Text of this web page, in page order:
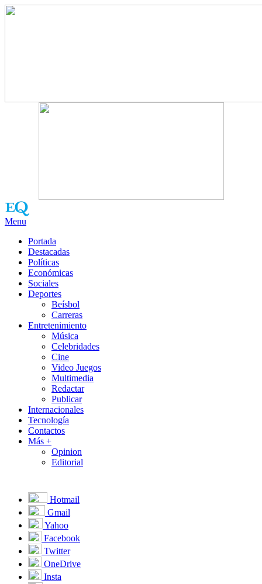
Menu
Portada
Destacadas
Políticas
Económicas
Sociales
Deportes
Beísbol
Carreras
Entretenimiento
Música
Celebridades
Cine
Video Juegos
Multimedia
Redactar
Publicar
Internacionales
Tecnología
Contactos
Más +
Opinion
Editorial
Hotmail
Gmail
Yahoo
Facebook
Twitter
OneDrive
Insta